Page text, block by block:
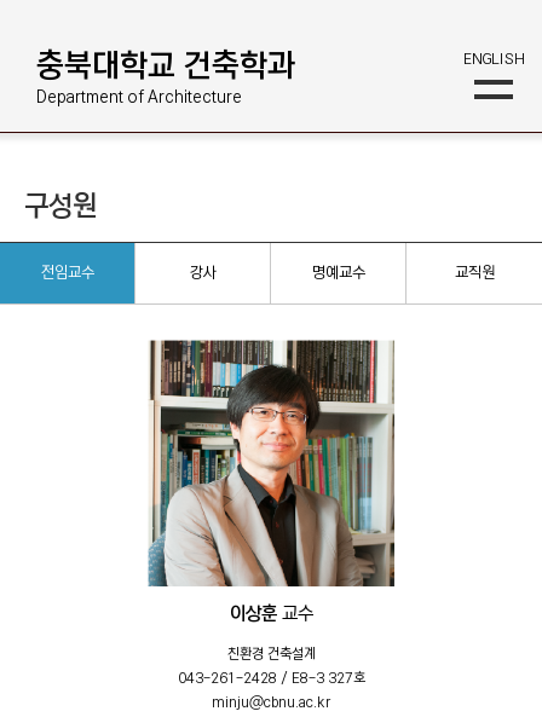
충북대학교 건축학과
Department of Architecture
ENGLISH
구성원
전임교수 강사 명예교수 교직원
이상훈교수
친환경 건축설계
043-261-2428 / E8-3 327호
minju@cbnu.ac.kr